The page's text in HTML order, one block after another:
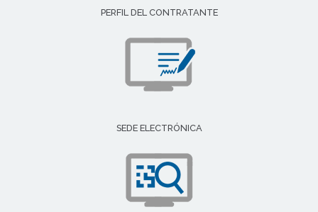
PERFIL DEL CONTRATANTE
SEDE ELECTRÓNICA